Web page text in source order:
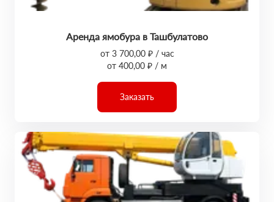
Аренда ямобура в Ташбулатово
от 3 700,00 ₽ / час
от 400,00 ₽ / м
Заказать